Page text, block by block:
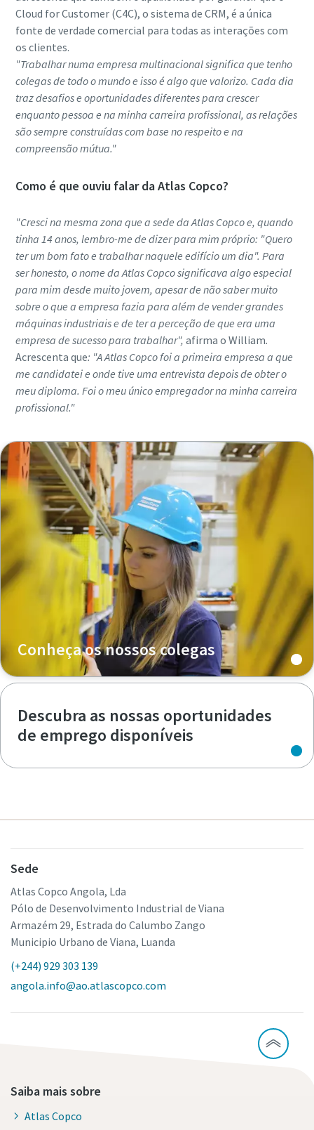
Cloud for Customer (C4C), o sistema de CRM, é a única
fonte de verdade comercial para todas as interações com
os clientes.
"Trabalhar numa empresa multinacional significa que tenho
colegas de todo o mundo e isso é algo que valorizo. Cada dia
traz desafios e oportunidades diferentes para crescer
enquanto pessoa e na minha carreira profissional, as relações
são sempre construídas com base no respeito e na
compreensão mútua."
Como é que ouviu falar da Atlas Copco?
"Cresci na mesma zona que a sede da Atlas Copco e, quando
tinha 14 anos, lembro-me de dizer para mim próprio: "Quero
ter um bom fato e trabalhar naquele edifício um dia". Para
ser honesto, o nome da Atlas Copco significava algo especial
para mim desde muito jovem, apesar de não saber muito
sobre o que a empresa fazia para além de vender grandes
máquinas industriais e de ter a perceção de que era uma
empresa de sucesso para trabalhar", afirma o William.
Acrescenta que: "A Atlas Copco foi a primeira empresa a que
me candidatei e onde tive uma entrevista depois de obter o
meu diploma. Foi o meu único empregador na minha carreira
profissional."
Conheça os nossos colegas
Descubra as nossas oportunidades
de emprego disponíveis
Sede
Atlas Copco Angola, Lda
Pólo de Desenvolvimento Industrial de Viana
Armazém 29, Estrada do Calumbo Zango
Municipio Urbano de Viana, Luanda
(+244) 929 303 139
angola.info@ao.atlascopco.com
Saiba mais sobre
Atlas Copco